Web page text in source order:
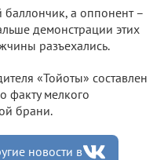
баллончик, а оппонент –
демонстрации этих
разъехались.
«Тойоты» составлен
факту мелкого
брани.
новости в